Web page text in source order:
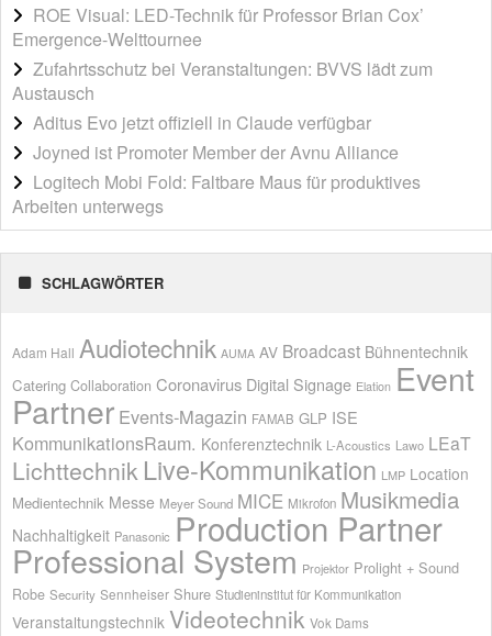
ROE Visual: LED-Technik für Professor Brian Cox’
Emergence-Welttournee
Zufahrtsschutz bei Veranstaltungen: BVVS lädt zum
Austausch
Aditus Evo jetzt offiziell in Claude verfügbar
Joyned ist Promoter Member der Avnu Alliance
Logitech Mobi Fold: Faltbare Maus für produktives
Arbeiten unterwegs
SCHLAGWÖRTER
Adam Hall Audiotechnik AUMA AV Broadcast Bühnentechnik
Catering Collaboration Coronavirus Digital Signage Elation Event
Partner Events-Magazin FAMAB GLP ISE
KommunikationsRaum. Konferenztechnik L-Acoustics Lawo LEaT
Lichttechnik Live-Kommunikation LMP Location
Medientechnik Messe Meyer Sound MICE Mikrofon Musikmedia
Nachhaltigkeit Panasonic Production Partner
Professional System Projektor Prolight + Sound
Robe Security Sennheiser Shure Studieninstitut für Kommunikation
Veranstaltungstechnik Videotechnik Vok Dams